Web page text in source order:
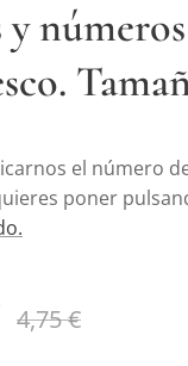
y
el número
poner
4,75€